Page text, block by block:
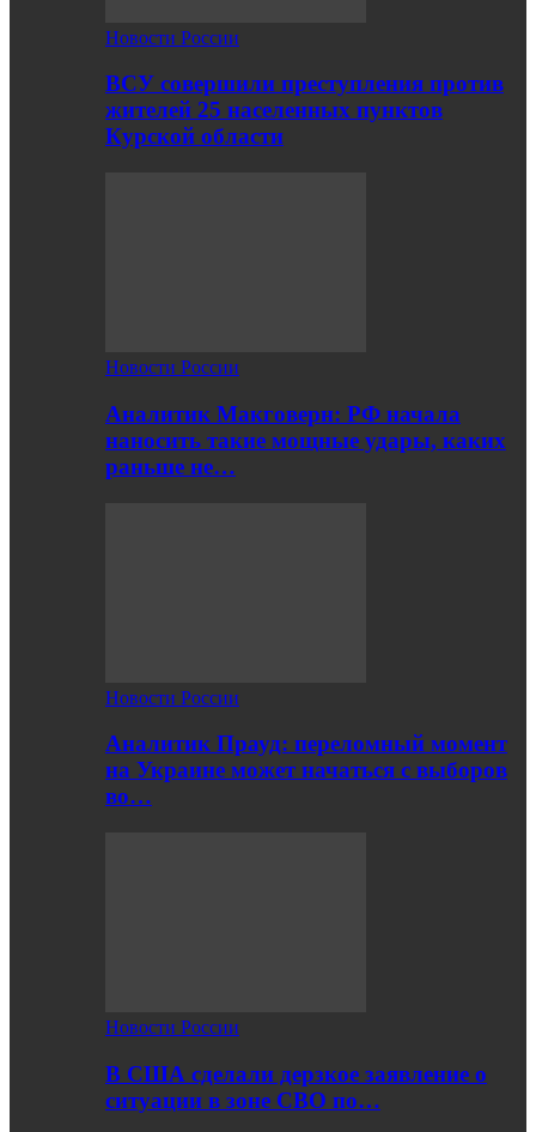
Новости России
ВСУ совершили преступления против
жителей 25 населенных пунктов
Курской области
Новости России
Аналитик Макговерн: РФ начала
наносить такие мощные удары, каких
раньше не…
Новости России
Аналитик Прауд: переломный момент
на Украине может начаться с выборов
во…
Новости России
В США сделали дерзкое заявление о
ситуации в зоне СВО по…